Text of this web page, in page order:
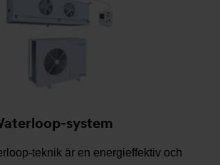
system
teknik är en energieffektiv och